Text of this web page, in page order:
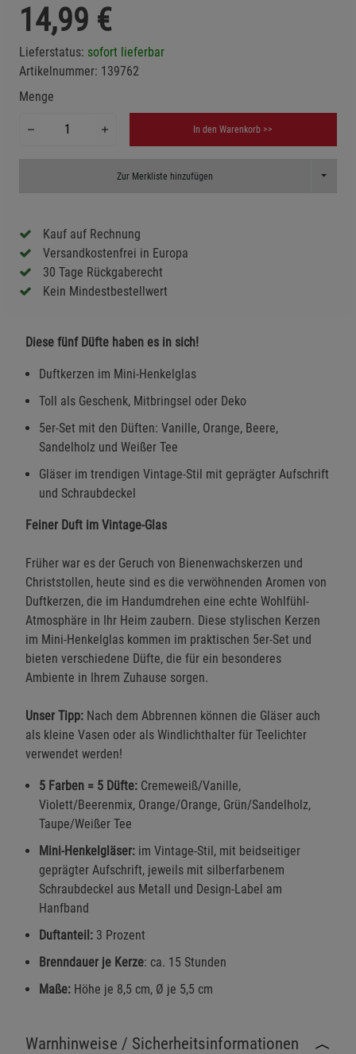
14,99 €
Lieferstatus: sofort lieferbar
Artikelnummer: 139762
Menge
In den Warenkorb >>
Zur Merkliste hinzufügen Toggle
Kauf auf Rechnung
Versandkostenfrei in Europa
30 Tage Rückgaberecht
Kein Mindestbestellwert
Diese fünf Düfte haben es in sich!
Duftkerzen im Mini-Henkelglas
Toll als Geschenk, Mitbringsel oder Deko
5er-Set mit den Düften: Vanille, Orange, Beere,
Sandelholz und Weißer Tee
Gläser im trendigen Vintage-Stil mit geprägter Aufschrift
und Schraubdeckel
Feiner Duft im Vintage-Glas
Früher war es der Geruch von Bienenwachskerzen und
Christstollen, heute sind es die verwöhnenden Aromen von
Duftkerzen, die im Handumdrehen eine echte Wohlfühl-
Atmosphäre in Ihr Heim zaubern. Diese stylischen Kerzen
im Mini-Henkelglas kommen im praktischen 5er-Set und
bieten verschiedene Düfte, die für ein besonderes
Ambiente in Ihrem Zuhause sorgen.
Unser Tipp: Nach dem Abbrennen können die Gläser auch
als kleine Vasen oder als Windlichthalter für Teelichter
verwendet werden!
5 Farben = 5 Düfte: Cremeweiß/Vanille,
Violett/Beerenmix, Orange/Orange, Grün/Sandelholz,
Taupe/Weißer Tee
Mini-Henkelgläser: im Vintage-Stil, mit beidseitiger
geprägter Aufschrift, jeweils mit silberfarbenem
Schraubdeckel aus Metall und Design-Label am
Hanfband
Duftanteil: 3 Prozent
Brenndauer je Kerze: ca. 15 Stunden
Maße: Höhe je 8,5 cm, Ø je 5,5 cm
Warnhinweise / Sicherheitsinformationen